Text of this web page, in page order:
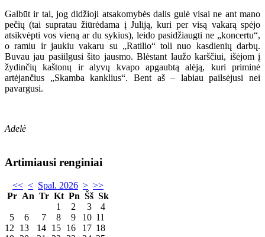
Galbūt ir tai, jog didžioji atsakomybės dalis gulė visai ne ant mano
pečių (tai supratau žiūrėdama į Juliją, kuri per visą vakarą spėjo
atsikvėpti vos vieną ar du sykius), leido pasidžiaugti ne „koncertu“,
o ramiu ir jaukiu vakaru su „Ratilio“ toli nuo kasdienių darbų.
Buvau jau pasiilgusi šito jausmo. Blėstant laužo karščiui, išėjom į
žydinčių kaštonų ir alyvų kvapo apgaubtą alėją, kuri priminė
artėjančius „Skamba kanklius“. Bent aš – labiau pailsėjusi nei
pavargusi.
Adelė
Artimiausi renginiai
<< < Spal. 2026 > >>
Pr An Tr Kt Pn Šš Sk
1
2 3
4
5
6 7 8 9 10 11
12
13 14 15 16 17 18